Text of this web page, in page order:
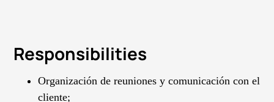
Responsibilities
Organización de reuniones y comunicación con el
cliente;